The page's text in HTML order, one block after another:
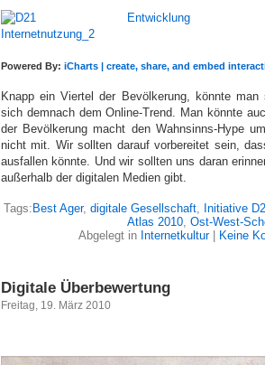
Powered By: iCharts | create, share, and embed
Knapp ein Viertel der Bevölkerung, könnte man
sich demnach dem Online-Trend. Man könnte
der Bevölkerung macht den Wahnsinns-Hype
nicht mit. Wir sollten darauf vorbereitet sein,
ausfallen könnte. Und wir sollten uns daran
außerhalb der digitalen Medien gibt.
Tags: Best Ager, digitale Gesellschaft, Initiative
Atlas 2010, Ost-West-
Abgelegt in Internetkultur| Keine
Digitale Überbewertung
Freitag, 19. März 2010